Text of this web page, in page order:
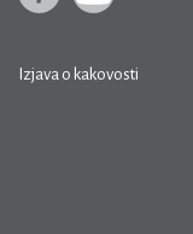
Izjava o kakovosti